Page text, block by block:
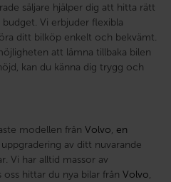
säljare hjälper dig att hitta rätt
Vi erbjuder flexibla
ditt bilköp enkelt och bekvämt.
att lämna tillbaka bilen
kan du känna dig trygg och
modellen från Volvo, en
av ditt nuvarande
Vi har alltid massor av
hittar du nya bilar från Volvo,